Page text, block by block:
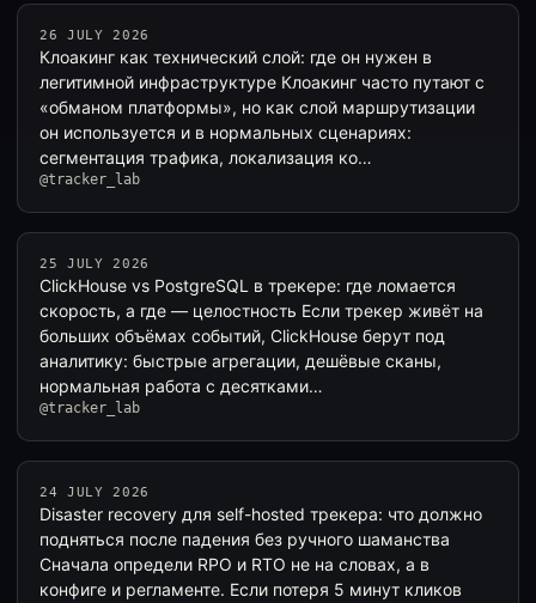
26 JULY 2026
Клоакинг как технический слой: где он нужен в
легитимной инфраструктуре Клоакинг часто путают с
«обманом платформы», но как слой маршрутизации
он используется и в нормальных сценариях:
сегментация трафика, локализация ко…
@tracker_lab
25 JULY 2026
ClickHouse vs PostgreSQL в трекере: где ломается
скорость, а где — целостность Если трекер живёт на
больших объёмах событий, ClickHouse берут под
аналитику: быстрые агрегации, дешёвые сканы,
нормальная работа с десятками…
@tracker_lab
24 JULY 2026
Disaster recovery для self-hosted трекера: что должно
подняться после падения без ручного шаманства
Сначала определи RPO и RTO не на словах, а в
конфиге и регламенте. Если потеря 5 минут кликов